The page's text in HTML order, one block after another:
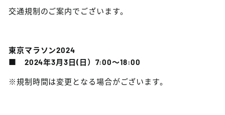
交通規制のご案内でございます。
東京マラソン2024
■ 2024年3月3日(日）7:00～18:00
※規制時間は変更となる場合がございます。